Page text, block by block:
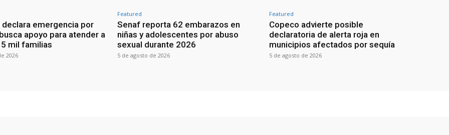
declara emergencia por
apoyo para atender a
mil familias
2026
Featured
Senaf reporta 62 embarazos en
niñas y adolescentes por abuso
sexual durante 2026
5 de agosto de 2026
Featured
Copeco advierte posible
declaratoria de alerta roja en
municipios afectados por sequía
5 de agosto de 2026